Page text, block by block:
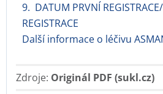
9. DATUM PRVNÍ
REGISTRACE
Další informace o léčivu
Zdroje: Originál PDF (sukl.cz)